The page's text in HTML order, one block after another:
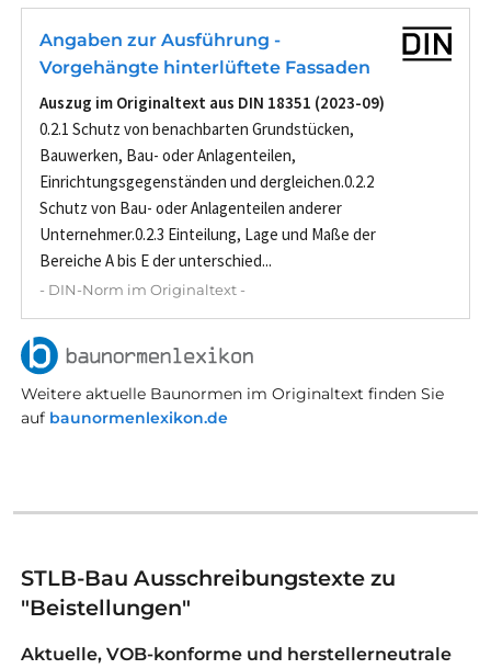
Angaben zur Ausführung -
Vorgehängte hinterlüftete Fassaden
Auszug im Originaltext aus DIN 18351 (2023-09)
0.2.1 Schutz von benachbarten Grundstücken,
Bauwerken, Bau- oder Anlagenteilen,
Einrichtungsgegenständen und dergleichen.0.2.2
Schutz von Bau- oder Anlagenteilen anderer
Unternehmer.0.2.3 Einteilung, Lage und Maße der
Bereiche A bis E der unterschied...
- DIN-Norm im Originaltext -
Weitere aktuelle Baunormen im Originaltext finden Sie
auf baunormenlexikon.de
STLB-Bau Ausschreibungstexte zu
"Beistellungen"
Aktuelle, VOB-konforme und herstellerneutrale